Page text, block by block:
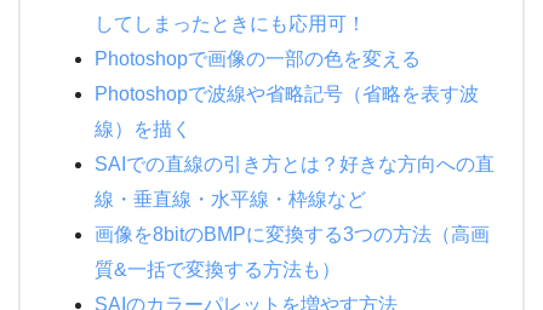
してしまったときにも応用可！
Photoshopで画像の一部の色を変える
Photoshopで波線や省略記号（省略を表す波
線）を描く
SAIでの直線の引き方とは？好きな方向への直
線・垂直線・水平線・枠線など
画像を8bitのBMPに変換する3つの方法（高画
質&一括で変換する方法も）
SAIのカラーパレットを増やす方法